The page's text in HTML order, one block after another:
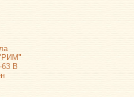
63 В